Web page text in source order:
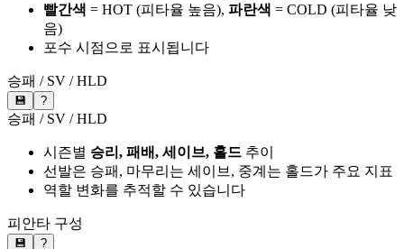
빨간색 = HOT (피타율 높음), 파란색 = COLD (피타율 낮
음)
포수 시점으로 표시됩니다
승패 / SV / HLD
💾 ?
승패 / SV / HLD
시즌별 승리, 패배, 세이브, 홀드 추이
선발은 승패, 마무리는 세이브, 중계는 홀드가 주요 지표
역할 변화를 추적할 수 있습니다
피안타 구성
💾 ?